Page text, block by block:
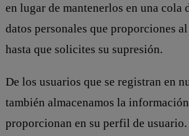
en lugar de mantenerlos en una cola
datos personales que proporciones
hasta que solicites su supresión.
De los usuarios que se registran en
también almacenamos la
proporcionan en su perfil de